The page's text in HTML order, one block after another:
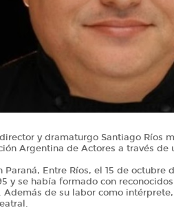
y dramaturgo Santiago Ríos
Argentina de Actores a través de
Paraná, Entre Ríos, el 15 de octubre
y se había formado con
Además de su labor como